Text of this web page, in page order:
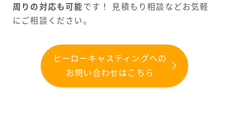
周りの対応も可能 です！ 見積もり相談などお気軽
にご相談ください。
ヒーローキャスティングへの
お問い合わせはこちら